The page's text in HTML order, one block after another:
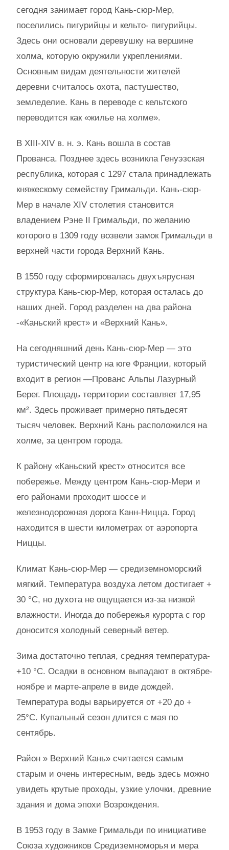
сегодня занимает город Кань-сюр-Мер,
поселились пигурийцы и кельто- пигурийцы.
Здесь они основали деревушку на вершине
холма, которую окружили укреплениями.
Основным видам деятельности жителей
деревни считалось охота, пастушество,
земледелие. Кань в переводе с кельтского
переводится как «жилье на холме».
В XIII-XIV в. н. э. Кань вошла в состав
Прованса. Позднее здесь возникла Генуэзская
республика, которая с 1297 стала принадлежать
княжескому семейству Гримальди. Кань-сюр-
Мер в начале XIV столетия становится
владением Рэне II Гримальди, по желанию
которого в 1309 году возвели замок Гримальди в
верхней части города Верхний Кань.
В 1550 году сформировалась двухъярусная
структура Кань-сюр-Мер, которая осталась до
наших дней. Город разделен на два района
-«Каньский крест» и «Верхний Кань».
На сегодняшний день Кань-сюр-Мер — это
туристический центр на юге Франции, который
входит в регион —Прованс Альпы Лазурный
Берег. Площадь территории составляет 17,95
км². Здесь проживает примерно пятьдесят
тысяч человек. Верхний Кань расположился на
холме, за центром города.
К району «Каньский крест» относится все
побережье. Между центром Кань-сюр-Мери и
его районами проходит шоссе и
железнодорожная дорога Канн-Ницца. Город
находится в шести километрах от аэропорта
Ниццы.
Климат Кань-сюр-Мер — средиземноморский
мягкий. Температура воздуха летом достигает +
30 °C, но духота не ощущается из-за низкой
влажности. Иногда до побережья курорта с гор
доносится холодный северный ветер.
Зима достаточно теплая, средняя температура-
+10 °C. Осадки в основном выпадают в октябре-
ноябре и марте-апреле в виде дождей.
Температура воды варьируется от +20 до +
25°C. Купальный сезон длится с мая по
сентябрь.
Район » Верхний Кань» считается самым
старым и очень интересным, ведь здесь можно
увидеть крутые проходы, узкие улочки, древние
здания и дома эпохи Возрождения.
В 1953 году в Замке Гримальди по инициативе
Союза художников Средиземноморья и мера